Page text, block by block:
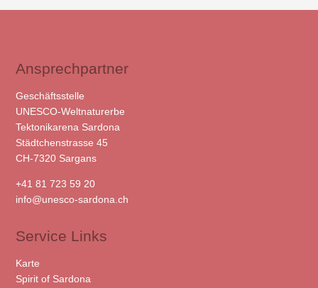
Ansprechpartner
Geschäftsstelle
UNESCO-Weltnaturerbe
Tektonikarena Sardona
Städtchenstrasse 45
CH-7320 Sargans
+41 81 723 59 20
info@unesco-sardona.ch
Service Links
Karte
Spirit of Sardona